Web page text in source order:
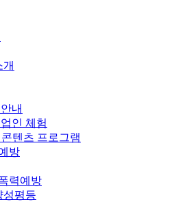
내
인 체험
텐츠 프로그램
방
력예방
성평등